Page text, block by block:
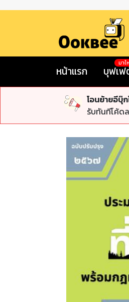
หน้าแรก บุฟเฟ
มาใ
โอนย้ายอีบุ๊
รับทันทีโค้ด